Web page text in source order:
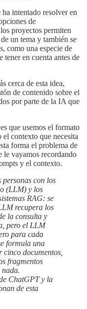
intentado resolver en
de
proyectos permiten
un tema y también se
como una especie de
tener en cuenta antes de
cerca de esta idea,
de contenido sobre el
por parte de la IA que
que usemos el formato
contexto que necesita
forma el problema de
le vayamos recordando
y el contexto.
con los
(LLM) y los
RAG: se
recupera los
la consulta y
pero el LLM
para cada
formula una
documentos,
fragmentos
nada.
ChatGPT y la
de esta